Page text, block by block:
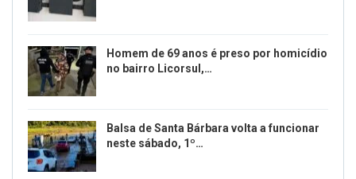
Homem de 69 anos é preso por homicídio
no bairro Licorsul,…
Balsa de Santa Bárbara volta a funcionar
neste sábado, 1º…